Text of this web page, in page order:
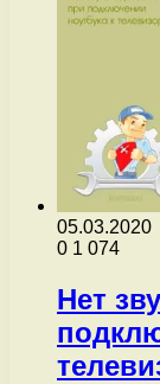
05.03.2020
0 1 074
Нет